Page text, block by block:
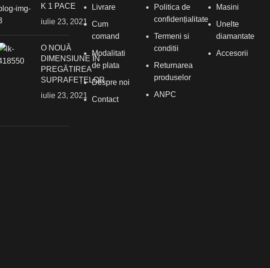
K 1 PACE
iulie 23, 2021
О NOUĂ
DIMENSIUNE ÎN
PREGĂTIREA
SUPRAFEȚELOR
iulie 23, 2021
Livrare
Cum
comand
Modalitati
de plata
Despre noi
Contact
Politica de
confidențialitate
Termeni si
conditii
Returnarea
produselor
ANPC
Masini
Unelte
diamantate
Accesorii